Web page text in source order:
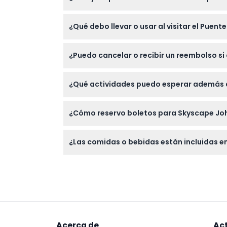
médicas como hipertensión o epilepsia. Se
¿Qué debo llevar o usar al visitar el
similar por razones de seguridad.
¿Puedo cancelar o recibir un reembolso
¿Qué actividades puedo esperar además
ideales para familias y grupos.
¿Cómo reservo boletos para Skyscape
que prefieras.
¿Las comidas o bebidas están incluidas